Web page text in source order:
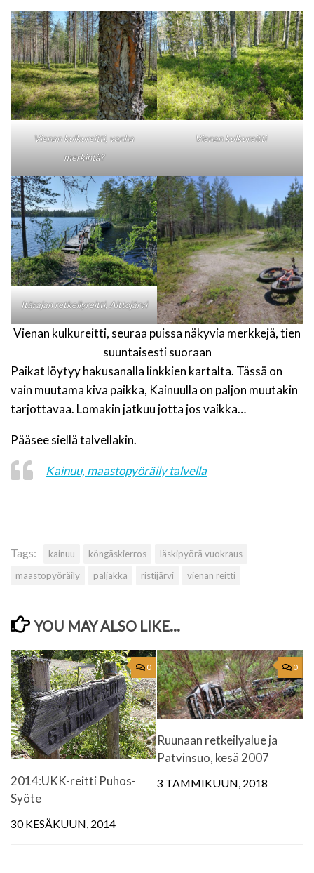
Vienan kulkureitti, vanha
merkintä?
Vienan kulkureitti
Itärajan retkeilyreitti, Aittojärvi
Vienan kulkureitti, seuraa puissa näkyvia merkkejä, tien
suuntaisesti suoraan
Paikat löytyy hakusanalla linkkien kartalta. Tässä on
vain muutama kiva paikka, Kainuulla on paljon muutakin
tarjottavaa. Lomakin jatkuu jotta jos vaikka…
Pääsee siellä talvellakin.
Kainuu, maastopyöräily talvella
Tags: kainuu köngäskierros
läskipyörä vuokraus
maastopyöräily
paljakka ristijärvi vienan reitti
YOU MAY ALSO LIKE...
0
2014:UKK-reitti Puhos-
Syöte
30 KESÄKUUN, 2014
0
Ruunaan retkeilyalue ja
Patvinsuo, kesä 2007
3 TAMMIKUUN, 2018